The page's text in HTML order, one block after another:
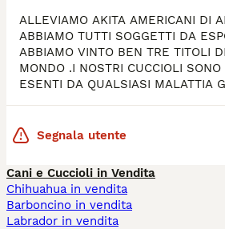
ALLEVIAMO AKITA AMERICANI DI
ABBIAMO TUTTI SOGGETTI DA
ABBIAMO VINTO BEN TRE TITOLI
MONDO .I NOSTRI CUCCIOLI
ESENTI DA QUALSIASI MALATTIA
Segnala utente
Cani e Cuccioli in Vendita
Chihuahua in vendita
Barboncino in vendita
Labrador in vendita